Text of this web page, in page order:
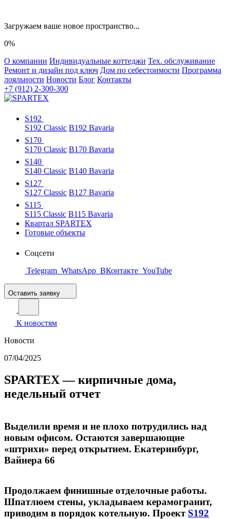
Загружаем ваше новое пространство...
0%
О компании Индивидуальные коттеджи Тех. обслуживание
Ремонт и дизайн под ключ Дом по себестоимости Программа
лояльности Новости Блог Контакты
+7 (912) 2-300-300
S192
S192 Classic B192 Bavaria
S170
S170 Classic B170 Bavaria
S140
S140 Classic B140 Bavaria
S127
S127 Classic B127 Bavaria
S115
S115 Classic B115 Bavaria
Квартал SPARTEX
Готовые объекты
Соцсети
Telegram WhatsApp ВКонтакте YouTube
Оставить заявку
К новостям
Новости
07/04/2025
SPARTEX — кирпичные дома,
недельный отчет
Выделили время и не плохо потрудились над
новым офисом. Остаются завершающие
«штрихи» перед открытием. Екатеринбург,
Вайнера 66
Продолжаем финишные отделочные работы.
Шпатлюем стены, укладываем керамогранит,
приводим в порядок котельную. Проект S192